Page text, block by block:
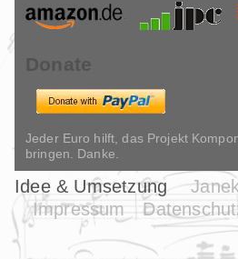
Donate
Jeder Euro hilft, das Projekt
bringen. Danke.
Idee & Umsetzung
Impressum